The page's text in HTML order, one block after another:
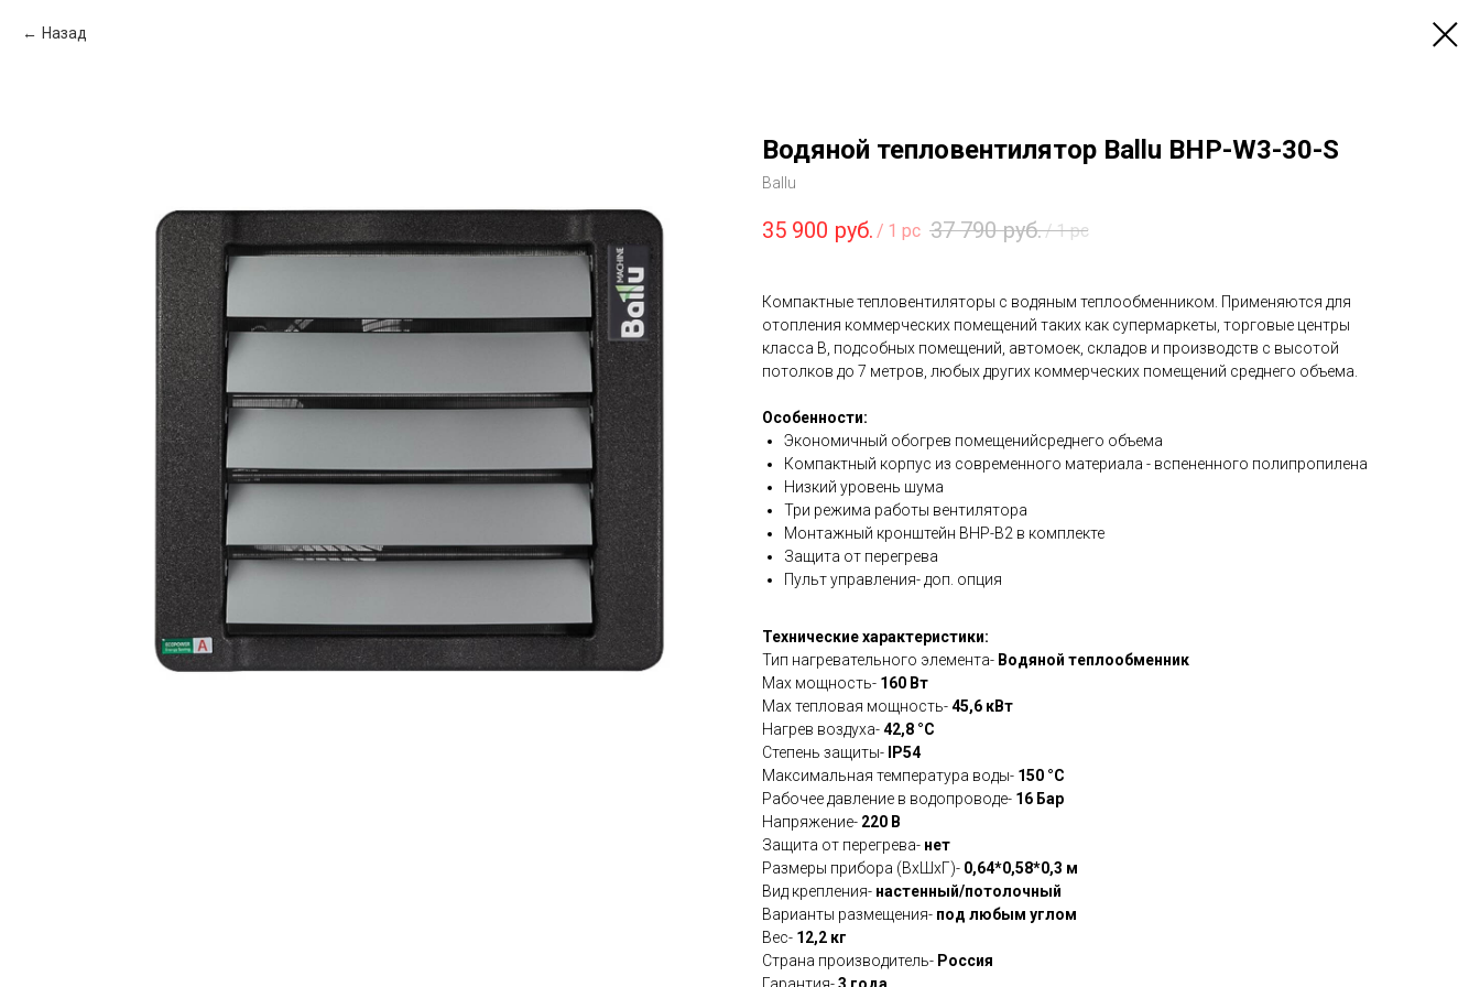
Назад
Водяной тепловентилятор Ballu BHP-W3-30-S
Ballu
35 900 руб. / 1 pc 37 790 руб./1 pc
Компактные тепловентиляторы с водяным теплообменником. Применяются для
отопления коммерческих помещений таких как супермаркеты, торговые центры
класса B, подсобных помещений, автомоек, складов и производств с высотой
потолков до 7 метров, любых других коммерческих помещений среднего объема.
Особенности:
Экономичный обогрев помещенийсреднего объема
Компактный корпус из современного материала - вспененного полипропилена
Низкий уровень шума
Три режима работы вентилятора
Монтажный кронштейн BHP-B2 в комплекте
Защита от перегрева
Пульт управления- доп. опция
Технические характеристики:
Тип нагревательного элемента- Водяной теплообменник
Мах мощность- 160 Вт
Max тепловая мощность-45,6 кВт
Нагрев воздуха-42,8 °С
Степень защиты-
IP54
Максимальная температура воды- 150 °С
Рабочее давление в водопроводе- 16 Бар
Напряжение- 220 В
Защита от перегрева- нет
Размеры прибора (ВхШхГ)- 0,64*0,58*0,3 м
Вид крепления- настенный/потолочный
Варианты размещения- под любым углом
Вес- 12,2 кг
Страна производитель- Россия